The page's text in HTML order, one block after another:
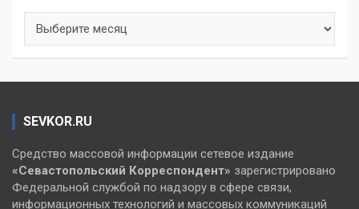
SEVKOR.RU
Средство массовой информации сетевое издание
«Севастопольский Корреспондент» зарегистрировано
Федеральной службой по надзору в сфере связи,
информационных технологий и массовых коммуникаций